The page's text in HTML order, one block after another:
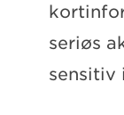
seriøs
sensitiv